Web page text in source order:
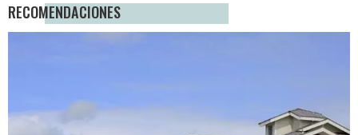
RECOMENDACIONES